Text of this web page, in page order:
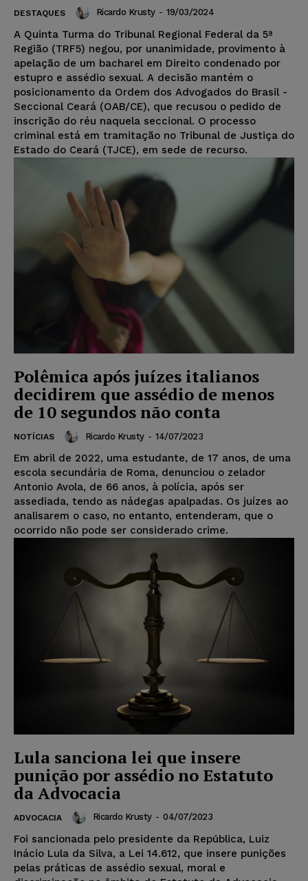
DESTAQUES Ricardo Krusty - 19/03/2024
A Quinta Turma do Tribunal Regional Federal da 5ª
Região (TRF5) negou, por unanimidade, provimento à
apelação de um bacharel em Direito condenado por
estupro e assédio sexual. A decisão mantém o
posicionamento da Ordem dos Advogados do Brasil -
Seccional Ceará (OAB/CE), que recusou o pedido de
inscrição do réu naquela seccional. O processo
criminal está em tramitação no Tribunal de Justiça do
Estado do Ceará (TJCE), em sede de recurso.
Polêmica após juízes italianos
decidirem que assédio de menos
de 10 segundos não conta
NOTÍCIAS Ricardo Krusty - 14/07/2023
Em abril de 2022, uma estudante, de 17 anos, de uma
escola secundária de Roma, denunciou o zelador
Antonio Avola, de 66 anos, à polícia, após ser
assediada, tendo as nádegas apalpadas. Os juízes ao
analisarem o caso, no entanto, entenderam, que o
ocorrido não pode ser considerado crime.
Lula sanciona lei que insere
punição por assédio no Estatuto
da Advocacia
ADVOCACIA Ricardo Krusty - 04/07/2023
Foi sancionada pelo presidente da República, Luiz
Inácio Lula da Silva, a Lei 14.612, que insere punições
pelas práticas de assédio sexual, moral e